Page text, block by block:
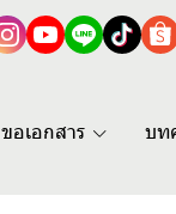
ขอเอกสาร บท